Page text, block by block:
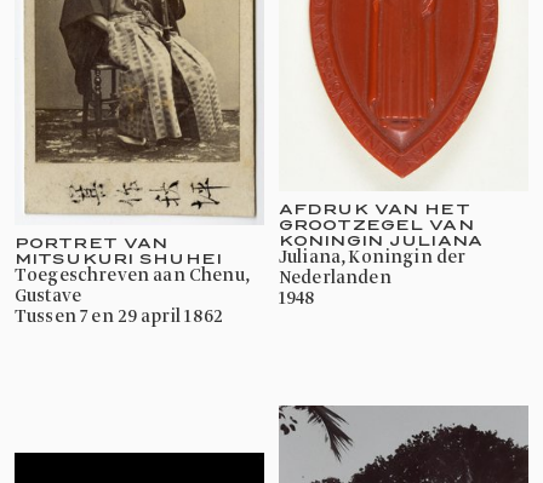
PORTRET VAN
MITSUKURI SHUHEI
toegeschreven aan Chenu,
Gustave
tussen 7 en 29 april 1862
AFDRUK VAN HET
GROOTZEGEL VAN
KONINGIN JULIANA
Juliana, Koningin der
Nederlanden
1948